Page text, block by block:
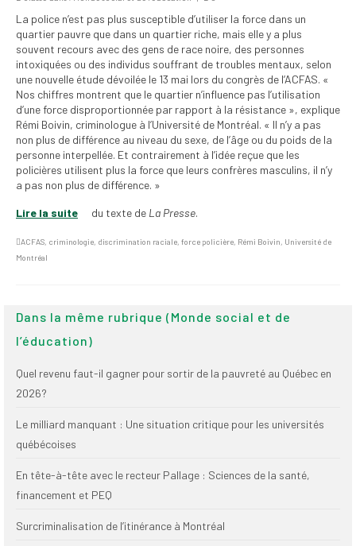
Statuts et
règlements
Politiques
Outils de visibilité
Signature – Courriel –
Place à notre
Signature – Fond
d’écran – Place à
Publications
SPPEUQAM@ctualités
Négociation
La police n’est pas plus susceptible d’utiliser la force dans un
quartier pauvre que dans un quartier riche, mais elle y a plus
souvent recours avec des gens de race noire, des personnes
intoxiquées ou des individus souffrant de troubles mentaux, selon
une nouvelle étude dévoilée le 13 mai lors du congrès de l’ACFAS. «
Nos chiffres montrent que le quartier n’influence pas l’utilisation
d’une force disproportionnée par rapport à la résistance », explique
Rémi Boivin, criminologue à l’Université de Montréal. « Il n’y a pas
non plus de différence au niveau du sexe, de l’âge ou du poids de la
personne interpellée. Et contrairement à l’idée reçue que les
policières utilisent plus la force que leurs confrères masculins, il n’y
a pas non plus de différence. »
Lire la suite du texte de La Presse.
ACFAS, criminologie, discrimination raciale, force policière, Rémi Boivin, Université de
Montréal
Dans la même rubrique (Monde social et de
l’éducation)
Quel revenu faut-il gagner pour sortir de la pauvreté au Québec en
2026?
Le milliard manquant : Une situation critique pour les universités
québécoises
En tête-à-tête avec le recteur Pallage : Sciences de la santé,
financement et PEQ
Surcriminalisation de l’itinérance à Montréal